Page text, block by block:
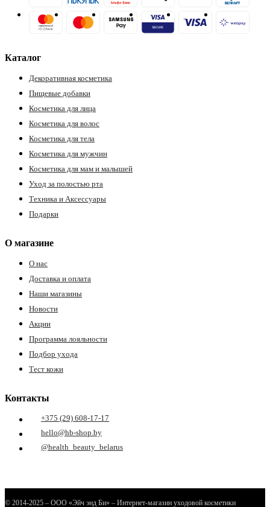
Каталог
Декоративная косметика
Пищевые добавки
Косметика для лица
Косметика для волос
Косметика для тела
Косметика для мужчин
Косметика для мам и малышей
Уход за полостью рта
Техника и Аксессуары
Подарки
О магазине
О нас
Доставка и оплата
Наши магазины
Новости
Акции
Программа лояльности
Подбор ухода
Тест кожи
Контакты
+375 (29) 608-17-17
hello@hb-shop.by
@health_beauty_belarus
© 2014-2025 – ООО «Эйч энд Би» – Интернет-магазин уходовой косметики